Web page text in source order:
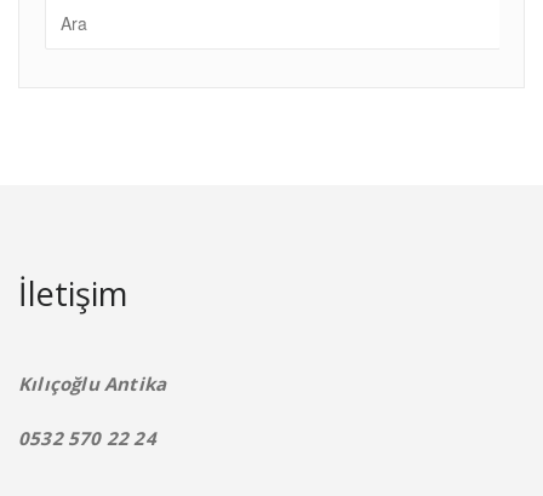
İletişim
Kılıçoğlu Antika
0532 570 22 24